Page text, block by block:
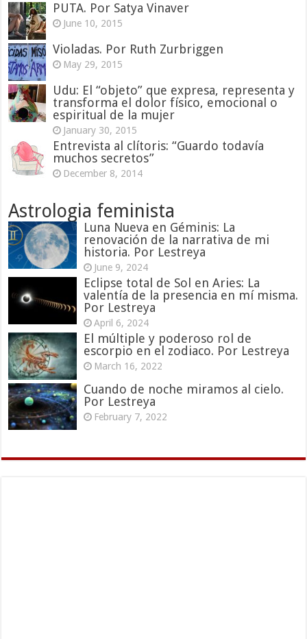
PUTA. Por Satya Vinaver
June 10, 2015
Violadas. Por Ruth Zurbriggen
May 29, 2015
Udu: El “objeto” que expresa, representa y
transforma el dolor físico, emocional o
espiritual de la mujer
January 30, 2015
Entrevista al clítoris: “Guardo todavía
muchos secretos”
December 8, 2014
Astrologia feminista
Luna Nueva en Géminis: La
renovación de la narrativa de mi
historia. Por Lestreya
June 9, 2024
Eclipse total de Sol en Aries: La
valentía de la presencia en mí misma.
Por Lestreya
April 6, 2024
El múltiple y poderoso rol de
escorpio en el zodiaco. Por Lestreya
March 16, 2022
Cuando de noche miramos al cielo.
Por Lestreya
February 7, 2022